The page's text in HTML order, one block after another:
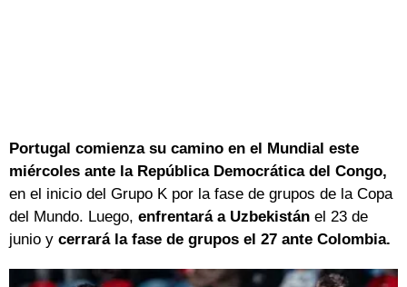
Portugal comienza su camino en el Mundial este
miércoles ante la República Democrática del Congo,
en el inicio del Grupo K por la fase de grupos de la Copa
del Mundo. Luego, enfrentará a Uzbekistán el 23 de
junio y cerrará la fase de grupos el 27 ante Colombia.